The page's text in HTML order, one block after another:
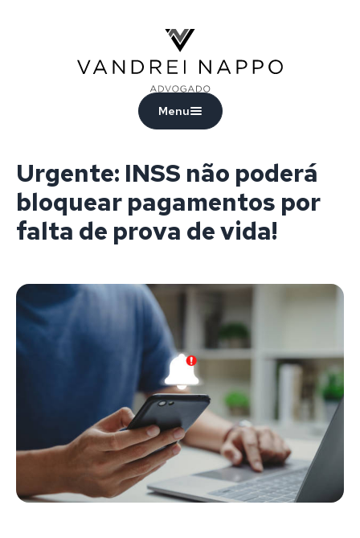
Menu
Urgente: INSS não poderá
bloquear pagamentos por
falta de prova de vida!